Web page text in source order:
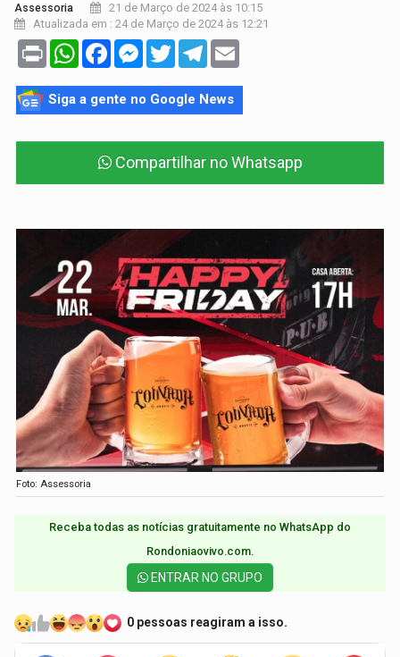
Assessoria
21 de Março de 2024 às 10:15
Atualizada em : 24 de Março de 2024 às 12:21
Print WhatsAppFacebookMessenger
TwitterTelegram
Siga a gente no Google News
Compartilhar no Whatsapp
Foto: Assessoria
Receba todas as notícias gratuitamente no WhatsApp do
Rondoniaovivo.com.​
ENTRAR NO GRUPO
0 pessoas reagiram a isso.